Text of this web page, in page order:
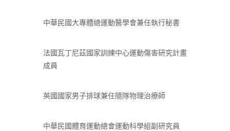
中華民國大專體總運動醫學會兼任執行秘書
法國瓦丁尼茲國家訓練中心運動傷害研究計畫
成員
英國國家男子排球兼任隨隊物理治療師
中華民國體育運動總會運動科學組副研究員